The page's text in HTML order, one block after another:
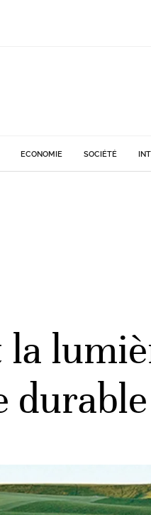
ECONOMIE SOCIÉTÉ
la
durable